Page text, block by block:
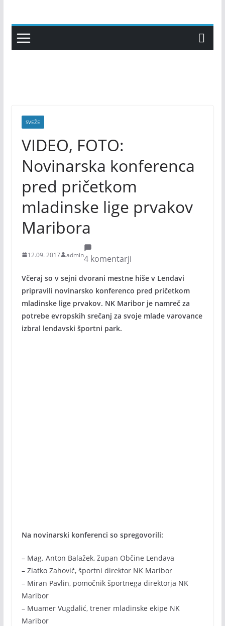
content
SVEŽE
VIDEO, FOTO:
Novinarska konferenca
pred pričetkom
mladinske lige prvakov
Maribora
12.09. 2017 admin4 komentarji
Včeraj so v sejni dvorani mestne hiše v Lendavi
pripravili novinarsko konferenco pred pričetkom
mladinske lige prvakov. NK Maribor je namreč za
potrebe evropskih srečanj za svoje mlade varovance
izbral lendavski športni park.
Na novinarski konferenci so spregovorili:
– Mag. Anton Balažek, župan Občine Lendava
– Zlatko Zahovič, športni direktor NK Maribor
– Miran Pavlin, pomočnik športnega direktorja NK
Maribor
– Muamer Vugdalić, trener mladinske ekipe NK
Maribor